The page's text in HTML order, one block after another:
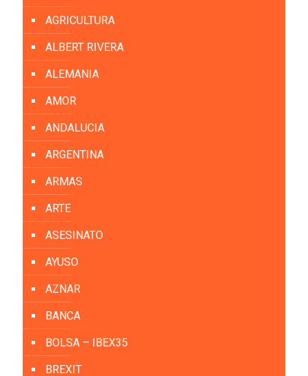
AGRICULTURA
ALBERT RIVERA
ALEMANIA
AMOR
ANDALUCIA
ARGENTINA
ARMAS
ARTE
ASESINATO
AYUSO
AZNAR
BANCA
BOLSA – IBEX35
BREXIT